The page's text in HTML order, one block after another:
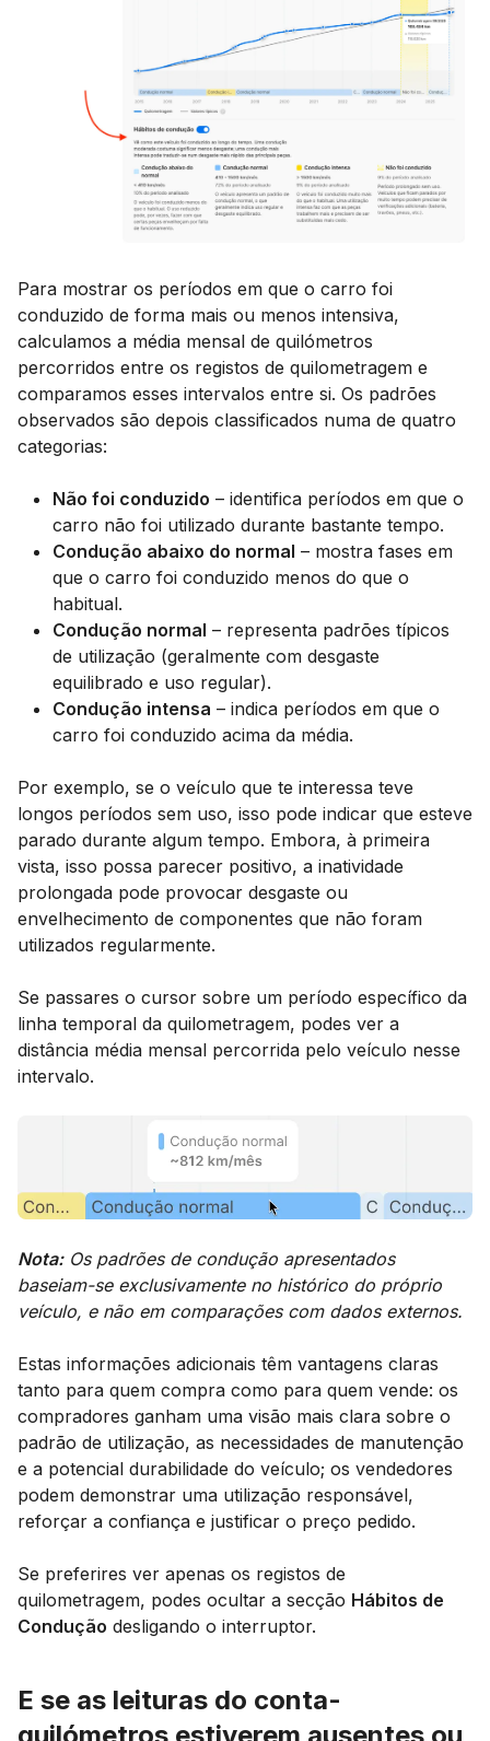
Para mostrar os períodos em que o carro foi
conduzido de forma mais ou menos intensiva,
calculamos a média mensal de quilómetros
percorridos entre os registos de quilometragem e
comparamos esses intervalos entre si. Os padrões
observados são depois classificados numa de quatro
categorias:
Não foi conduzido – identifica períodos em que o
carro não foi utilizado durante bastante tempo.
Condução abaixo do normal – mostra fases em
que o carro foi conduzido menos do que o
habitual.
Condução normal – representa padrões típicos
de utilização (geralmente com desgaste
equilibrado e uso regular).
Condução intensa – indica períodos em que o
carro foi conduzido acima da média.
Por exemplo, se o veículo que te interessa teve
longos períodos sem uso, isso pode indicar que esteve
parado durante algum tempo. Embora, à primeira
vista, isso possa parecer positivo, a inatividade
prolongada pode provocar desgaste ou
envelhecimento de componentes que não foram
utilizados regularmente.
Se passares o cursor sobre um período específico da
linha temporal da quilometragem, podes ver a
distância média mensal percorrida pelo veículo nesse
intervalo.
Nota:Os padrões de condução apresentados
baseiam-se exclusivamente no histórico do próprio
veículo, e não em comparações com dados externos.
Estas informações adicionais têm vantagens claras
tanto para quem compra como para quem vende: os
compradores ganham uma visão mais clara sobre o
padrão de utilização, as necessidades de manutenção
e a potencial durabilidade do veículo; os vendedores
podem demonstrar uma utilização responsável,
reforçar a confiança e justificar o preço pedido.
Se preferires ver apenas os registos de
quilometragem, podes ocultar a secção Hábitos de
Condução desligando o interruptor.
E se as leituras do conta-